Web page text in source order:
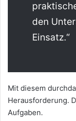
den
Einsatz.“
Mit diesem
Herausforderung.
Aufgaben.